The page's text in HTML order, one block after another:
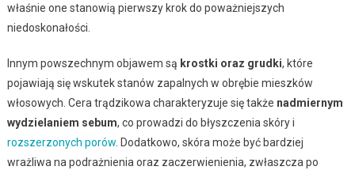
właśnie one stanowią pierwszy krok do poważniejszych
niedoskonałości.
Innym powszechnym objawem są krostki oraz grudki, które
pojawiają się wskutek stanów zapalnych w obrębie mieszków
włosowych. Cera trądzikowa charakteryzuje się także nadmiernym
wydzielaniem sebum, co prowadzi do błyszczenia skóry i
rozszerzonych porów. Dodatkowo, skóra może być bardziej
wrażliwa na podrażnienia oraz zaczerwienienia, zwłaszcza po